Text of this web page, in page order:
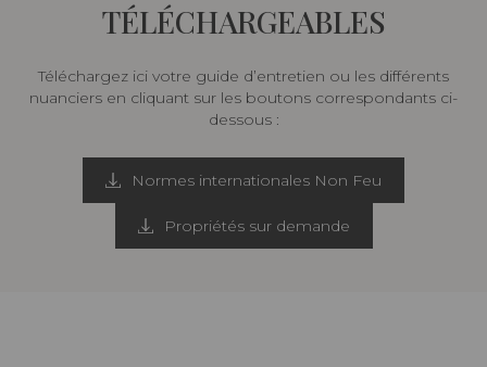
TÉLÉCHARGEABLES
Téléchargez ici votre guide d’entretien ou les différents
nuanciers en cliquant sur les boutons correspondants ci-
dessous :
Normes internationales Non Feu
Propriétés sur demande